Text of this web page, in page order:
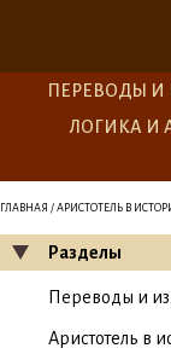
ПЕРЕВОДЫ И
ЛОГИКА И
ГЛАВНАЯ / АРИСТОТЕЛЬ В
Разделы
Переводы и
Аристотель в